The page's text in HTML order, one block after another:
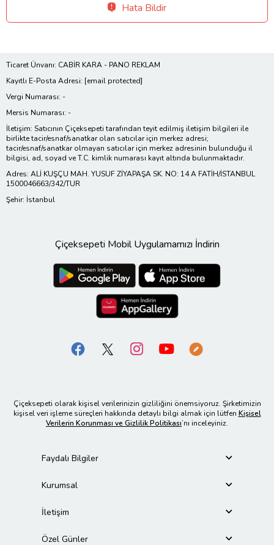
Hata Bildir
Ticaret Ünvanı: CABİR KARA - PANO REKLAM
Kayıtlı E-Posta Adresi: [email protected]
Vergi Numarası: -
Mersis Numarası: -
İletişim: Satıcının Çiçeksepeti tarafından teyit edilmiş iletişim bilgileri ile
birlikte tacir/esnaf/sanatkar olan satıcılar için merkez adresi;
tacir/esnaf/sanatkar olmayan satıcılar için merkez adresinin bulunduğu il
bilgisi, ad, soyad ve T.C. kimlik numarası kayıt altında bulunmaktadır.
Adres: ALİ KUŞÇU MAH. YUSUF ZİYAPAŞA SK. NO: 14 A FATİH/İSTANBUL
1500046663/342/TUR
Şehir: İstanbul
Çiçeksepeti Mobil Uygulamamızı İndirin
Çiçeksepeti olarak kişisel verilerinizin gizliliğini önemsiyoruz. Şirketimizin
kişisel veri işleme süreçleri hakkında detaylı bilgi almak için lütfen Kişisel
Verilerin Korunması ve Gizlilik Politikası’nı inceleyiniz.
Faydalı Bilgiler
Kurumsal
İletişim
Özel Günler